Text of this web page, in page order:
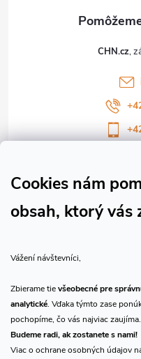
Cookies nám
obsah, ktorý vás
Vážení návštevníci,
Zbierame tievšeobecné pre
analytické. Vďaka týmto zase
pochopíme, čo vás najviac
Budeme radi, ak zostanete s nami!
Viac o ochrane osobných údajov
CHN.cz
Prijímame online